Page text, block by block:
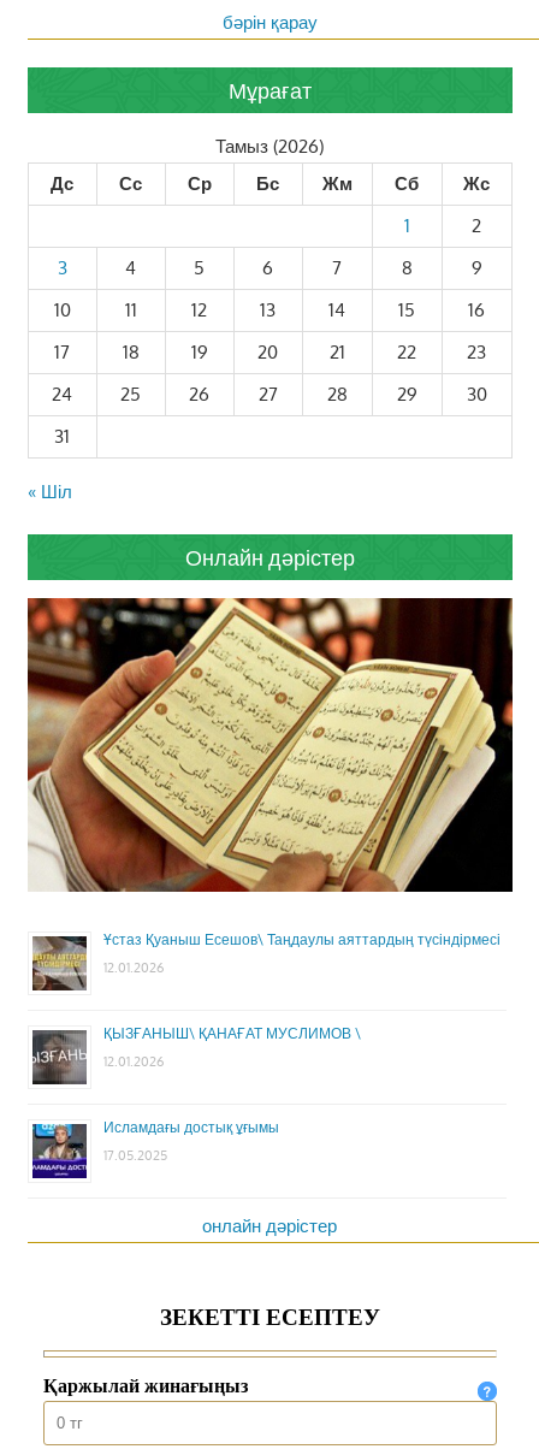
бәрін қарау
Мұрағат
Тамыз (2026)
Дс
Сс Ср Бс Жм Сб
Жс
1
2
3
4 5 6 7 8
9
10
11 12 13 14 15
16
17
18 19 20 21 22
23
24
25 26 27 28 29
30
31
« Шіл
Онлайн дәрістер
Ұстаз Қуаныш Есешов\ Таңдаулы аяттардың түсіндірмесі
12.01.2026
ҚЫЗҒАНЫШ\ ҚАНАҒАТ МУСЛИМОВ \
12.01.2026
Исламдағы достық ұғымы
17.05.2025
онлайн дәрістер